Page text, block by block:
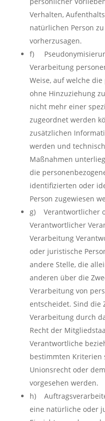
Verhalten,
natürlichen Person
vorherzusagen.
f)
Verarbeitung
Weise, auf welche
ohne Hinzuziehung
nicht mehr einer
zugeordnet werden
zusätzlichen
werden und
Maßnahmen
die
identifizierten oder
Person zugewiesen
g) Verantwortlicher
Verantwortlicher
Verarbeitung
oder juristische
andere Stelle, die
anderen über die
Verarbeitung von
entscheidet. Sind die
Verarbeitung durch
Recht der
Verantwortliche
bestimmten Kriterien
Unionsrecht oder
vorgesehen werden.
h)
eine natürliche oder